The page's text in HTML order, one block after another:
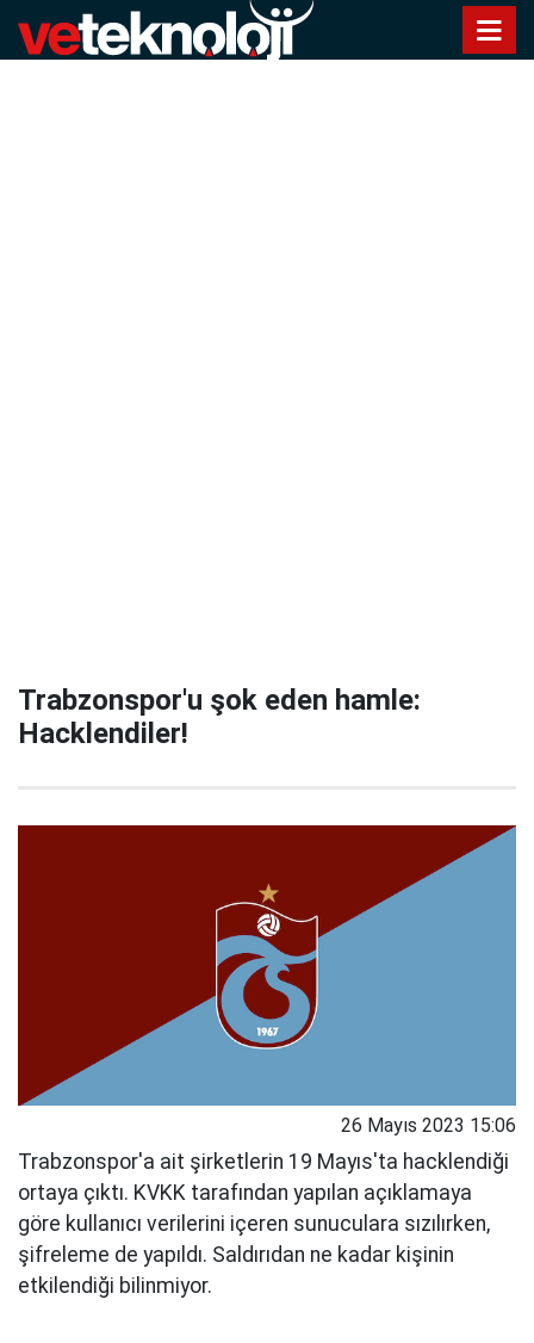
Trabzonspor'u şok eden hamle:
Hacklendiler!
26 Mayıs 2023 15:06
Trabzonspor'a ait şirketlerin 19 Mayıs'ta hacklendiği
ortaya çıktı. KVKK tarafından yapılan açıklamaya
göre kullanıcı verilerini içeren sunuculara sızılırken,
şifreleme de yapıldı. Saldırıdan ne kadar kişinin
etkilendiği bilinmiyor.